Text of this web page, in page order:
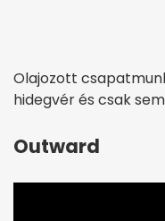
Olajozott
hidegvér és csak
Outward